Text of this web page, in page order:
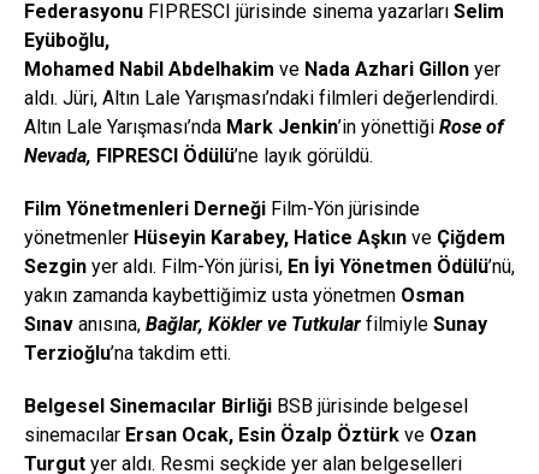
Federasyonu FIPRESCI jürisinde sinema yazarları Selim
Eyüboğlu,
Mohamed Nabil Abdelhakim ve Nada Azhari Gillon yer
aldı. Jüri, Altın Lale Yarışması’ndaki filmleri değerlendirdi.
Altın Lale Yarışması’nda Mark Jenkin’in yönettiği Rose of
Nevada, FIPRESCI Ödülü’ne layık görüldü.
Film Yönetmenleri Derneği Film-Yön jürisinde
yönetmenler Hüseyin Karabey, Hatice Aşkın ve Çiğdem
Sezgin yer aldı. Film-Yön jürisi, En İyi Yönetmen Ödülü’nü,
yakın zamanda kaybettiğimiz usta yönetmen Osman
Sınav anısına, Bağlar, Kökler ve Tutkular filmiyle Sunay
Terzioğlu’na takdim etti.
Belgesel Sinemacılar Birliği BSB jürisinde belgesel
sinemacılar Ersan Ocak, Esin Özalp Öztürk ve Ozan
Turgut yer aldı. Resmi seçkide yer alan belgeselleri